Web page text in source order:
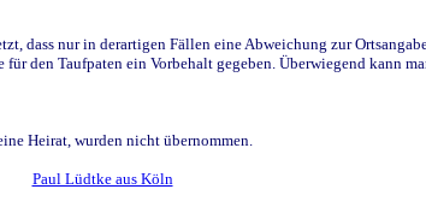
dass nur in derartigen Fällen eine Abweichung zur
den Taufpaten ein Vorbehalt gegeben. Überwiegend kann
Heirat, wurden nicht übernommen.
Paul Lüdtke aus Köln